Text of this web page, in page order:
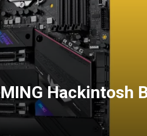
Hackintosh